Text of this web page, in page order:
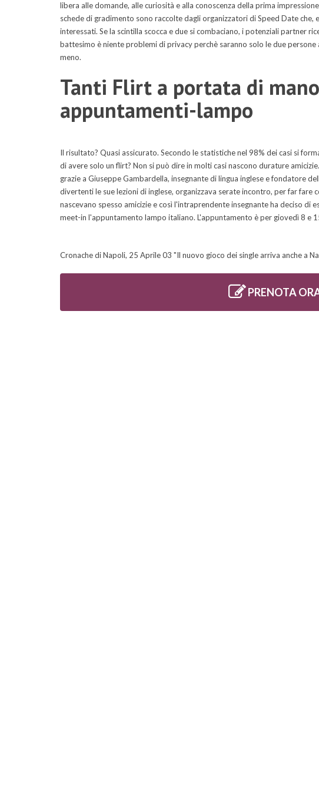
libera alle domande, alle curiosità e alla conoscenza della prima
schede di gradimento sono raccolte dagli organizzatori di Speed Date
interessati. Se la scintilla scocca e due si combaciano, i potenziali partner
battesimo è niente problemi di privacy perchè saranno solo le due
meno.
Tanti Flirt a portata di
appuntamenti-lampo
Il risultato? Quasi assicurato. Secondo le statistiche nel 98% dei casi si
di avere solo un flirt? Non si può dire in molti casi nascono durature
grazie a Giuseppe Gambardella, insegnante di lingua inglese e fondatore
divertenti le sue lezioni di inglese, organizzava serate incontro, per far fare
nascevano spesso amicizie e così l'intraprendente insegnante ha deciso di
meet-in l'appuntamento lampo italiano. L'appuntamento è per giovedì 8 e
Cronache di Napoli, 25 Aprile 03 "Il nuovo gioco dei single arriva anche a
PRENOTA